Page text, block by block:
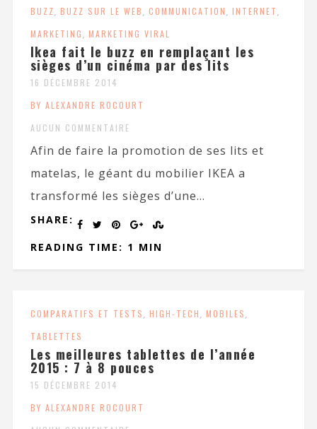
BUZZ BUZZ SUR LE WEB COMMUNICATION INTERNET
MARKETING MARKETING VIRAL
Ikea fait le buzz en remplaçant les
sièges d’un cinéma par des lits
16 DÉCEMBRE 2014
BY ALEXANDRE ROCOURT
AUCUN COMMENTAIRE
Afin de faire la promotion de ses lits et
matelas, le géant du mobilier IKEA a
transformé les sièges d’une...
SHARE:
READING TIME: 1 MIN
COMPARATIFS ET TESTS HIGH-TECH MOBILES
TABLETTES
Les meilleures tablettes de l’année
2015 : 7 à 8 pouces
15 DÉCEMBRE 2014
BY ALEXANDRE ROCOURT